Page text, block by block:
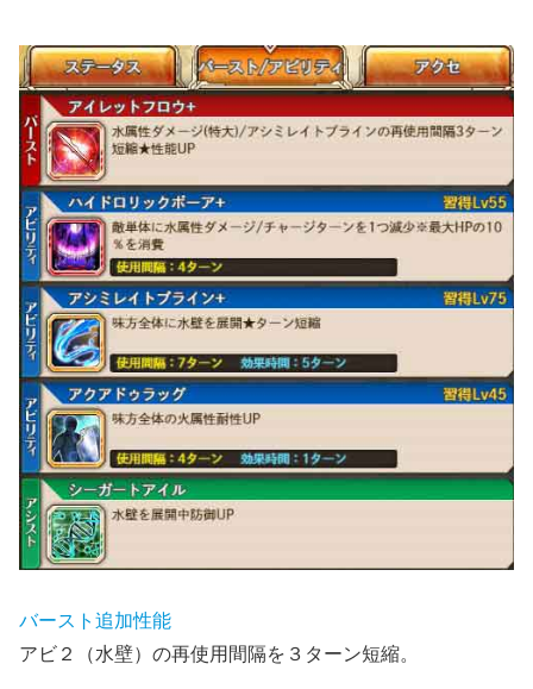
バースト追加性能
アビ２（水壁）の再使用間隔を３ターン短縮。